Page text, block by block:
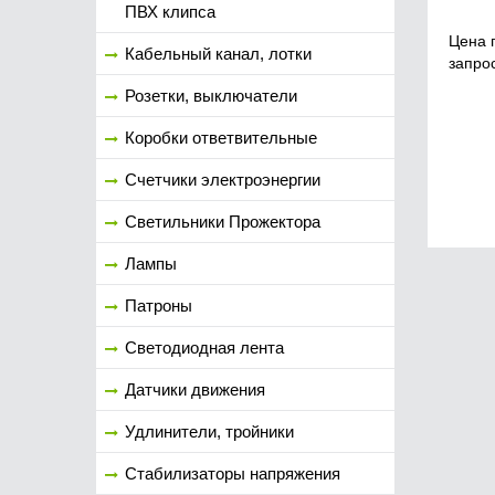
ПВХ клипса
Кабельный канал, лотки
Розетки, выключатели
Коробки ответвительные
Счетчики электроэнергии
Светильники Прожектора
Лампы
Патроны
Светодиодная лента
Датчики движения
Удлинители, тройники
Стабилизаторы напряжения
Цена